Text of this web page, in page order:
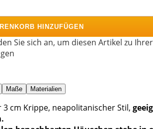
HINZUFÜGEN
Sie sich an, um diesen Artikel zu
Maße Materialien
3 cm Krippe, neapolitanischer Stil,